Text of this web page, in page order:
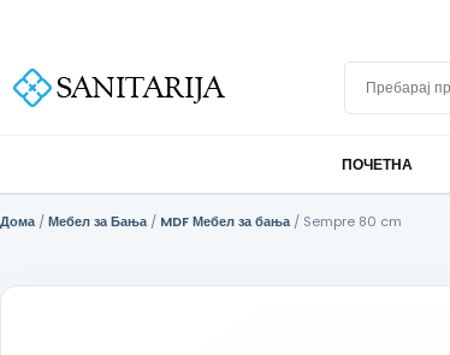
ПОЧЕТНА
Дома/Мебел за Бања/ MDF Мебел за бања/ Sempre 80 cm